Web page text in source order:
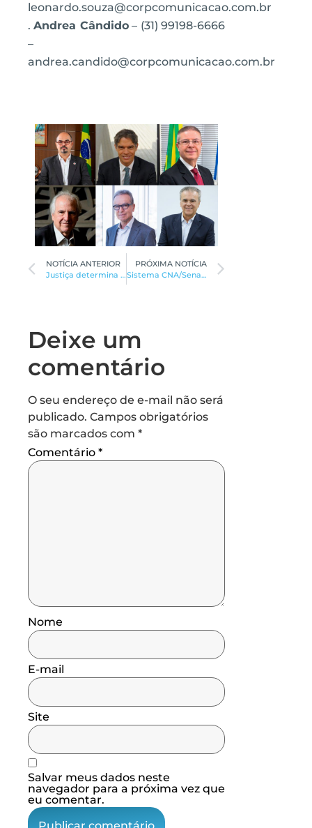
leonardo.souza@corpcomunicacao.com.br
.Andrea Cândido– (31) 99198-6666
–
andrea.candido@corpcomunicacao.com.br
NOTÍCIA ANTERIOR
Justiça determina que candidatos devolvam verbas
PRÓXIMA NOTÍCIA
Sistema CNA/Senar e Faemg abrem inscrições para o Conacarne
Deixe um
comentário
O seu endereço de e-mail não será
publicado. Campos obrigatórios
são marcados com *
Comentário *
Nome
E-mail
Site
Salvar meus dados neste
navegador para a próxima vez que
eu comentar.